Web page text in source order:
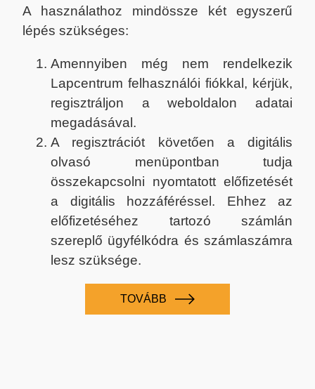
A használathoz mindössze két egyszerű
lépés szükséges:
Amennyiben még nem rendelkezik
Lapcentrum felhasználói fiókkal, kérjük,
regisztráljon a weboldalon adatai
megadásával.
A regisztrációt követően a digitális
olvasó menüpontban tudja
összekapcsolni nyomtatott előfizetését
a digitális hozzáféréssel. Ehhez az
előfizetéséhez tartozó számlán
szereplő ügyfélkódra és számlaszámra
lesz szüksége.
TOVÁBB